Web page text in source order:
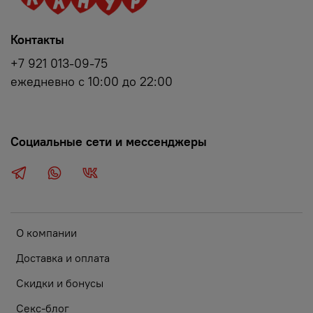
О компании
Доставка и оплата
Скидки и бонусы
Секс-блог
Контакты
+7 921 013-09-75
ежедневно с 10:00 до 22:00
Социальные сети и мессенджеры